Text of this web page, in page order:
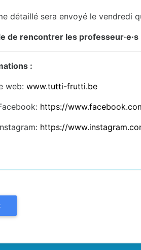
détaillé sera envoyé le vendredi
de rencontrer les
:
web:www.tutti-frutti.be
https://
https://